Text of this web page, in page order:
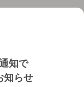
知で
知らせ
用規約